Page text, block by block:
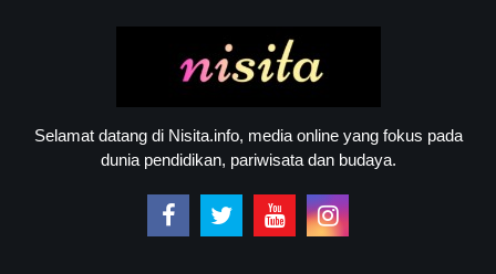
Selamat datang di Nisita.info, media online yang fokus pada
dunia pendidikan, pariwisata dan budaya.